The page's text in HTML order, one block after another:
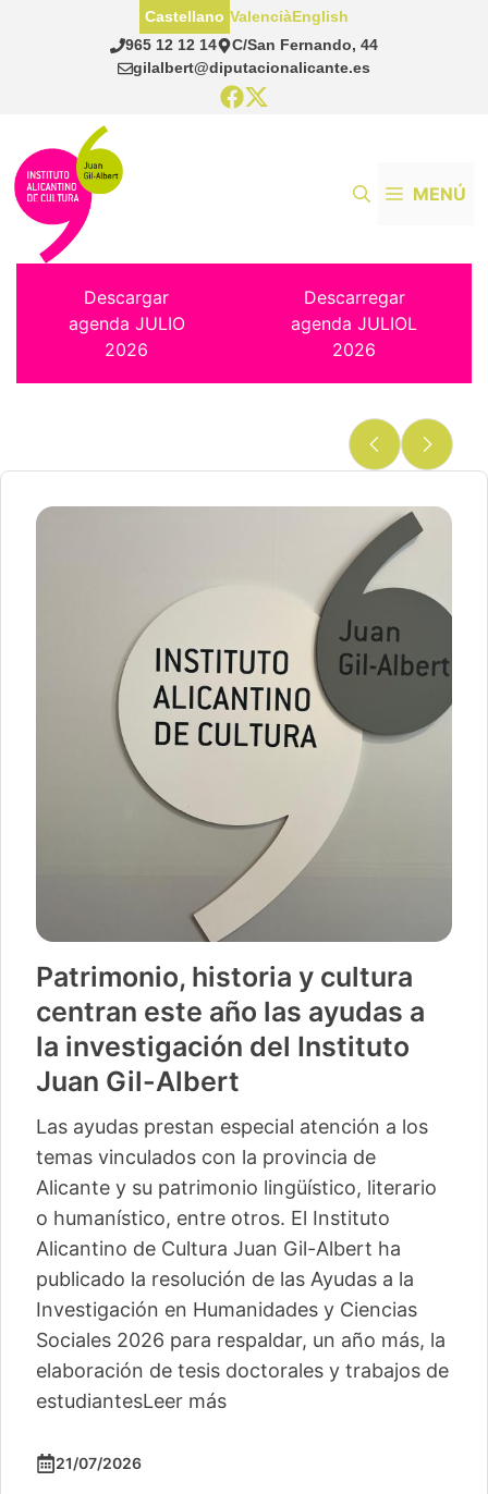
965 12 12 14
C/San Fernando, 44
gilalbert@diputacionalicante.es
Castellano ValenciàEnglish
MENÚ
Descargar
agenda JULIO
2026
Descarregar
agenda JULIOL
2026
Patrimonio, historia y cultura
centran este año las ayudas a
la investigación del Instituto
Juan Gil-Albert
Las ayudas prestan especial atención a los
temas vinculados con la provincia de
Alicante y su patrimonio lingüístico, literario
o humanístico, entre otros. El Instituto
Alicantino de Cultura Juan Gil-Albert ha
publicado la resolución de las Ayudas a la
Investigación en Humanidades y Ciencias
Sociales 2026 para respaldar, un año más, la
elaboración de tesis doctorales y trabajos de
estudiantesLeer más
21/07/2026